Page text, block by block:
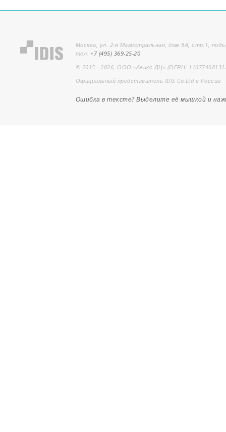
Москва, ул. 2-я Магистральная, дом 8А, стр.1,
тел.+7 (495) 369-25-20
© 2015 - 2026, ООО «Авикс ДЦ» (ОГРН:
Официальный представитель IDIS Co.Ltd в России
Ошибка в тексте? Выделите её мышкой и